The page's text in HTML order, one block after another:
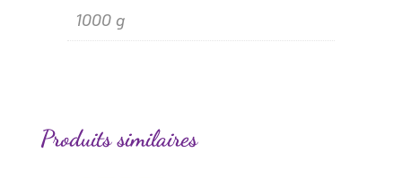
1000 g
Produits similaires